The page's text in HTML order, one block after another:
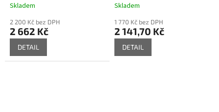
RAV Slezák
Skladem
2 200 Kč bez DPH
2 662 Kč
DETAIL
RAV Slezák
Skladem
1 770 Kč bez DPH
2 141,70 Kč
DETAIL